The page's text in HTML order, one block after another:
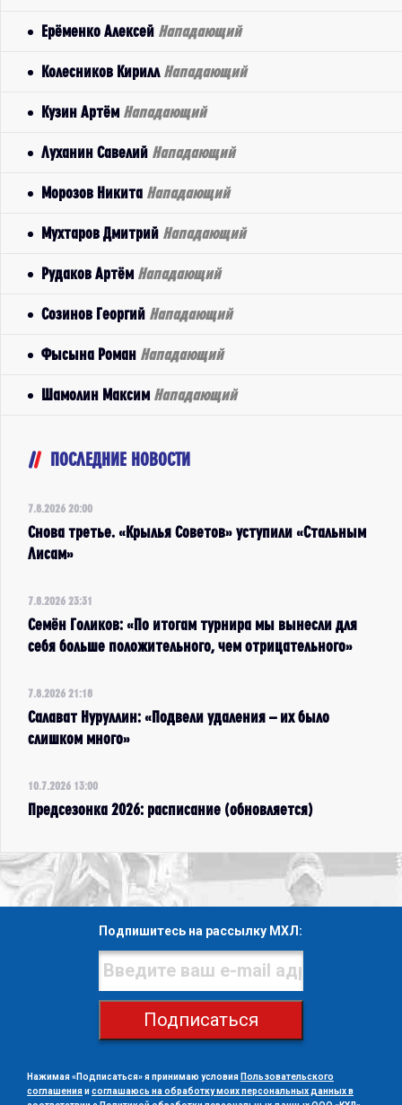
Ерёменко Алексей Нападающий
Колесников Кирилл Нападающий
Кузин Артём Нападающий
Луханин Савелий Нападающий
Морозов Никита Нападающий
Мухтаров Дмитрий Нападающий
Рудаков Артём Нападающий
Созинов Георгий Нападающий
Фысына Роман Нападающий
Шамолин Максим Нападающий
ПОСЛЕДНИЕ НОВОСТИ
7.8.2026 20:00
Снова третье. «Крылья Советов» уступили «Стальным
Лисам»
7.8.2026 23:31
Семён Голиков: «По итогам турнира мы вынесли для
себя больше положительного, чем отрицательного»
7.8.2026 21:18
Салават Нуруллин: «Подвели удаления – их было
слишком много»
10.7.2026 13:00
Предсезонка 2026: расписание (обновляется)
Подпишитесь на рассылку МХЛ:
Подписаться
Нажимая «Подписаться» я принимаю условия Пользовательского
соглашенияисоглашаюсь на обработку моих персональных данных в